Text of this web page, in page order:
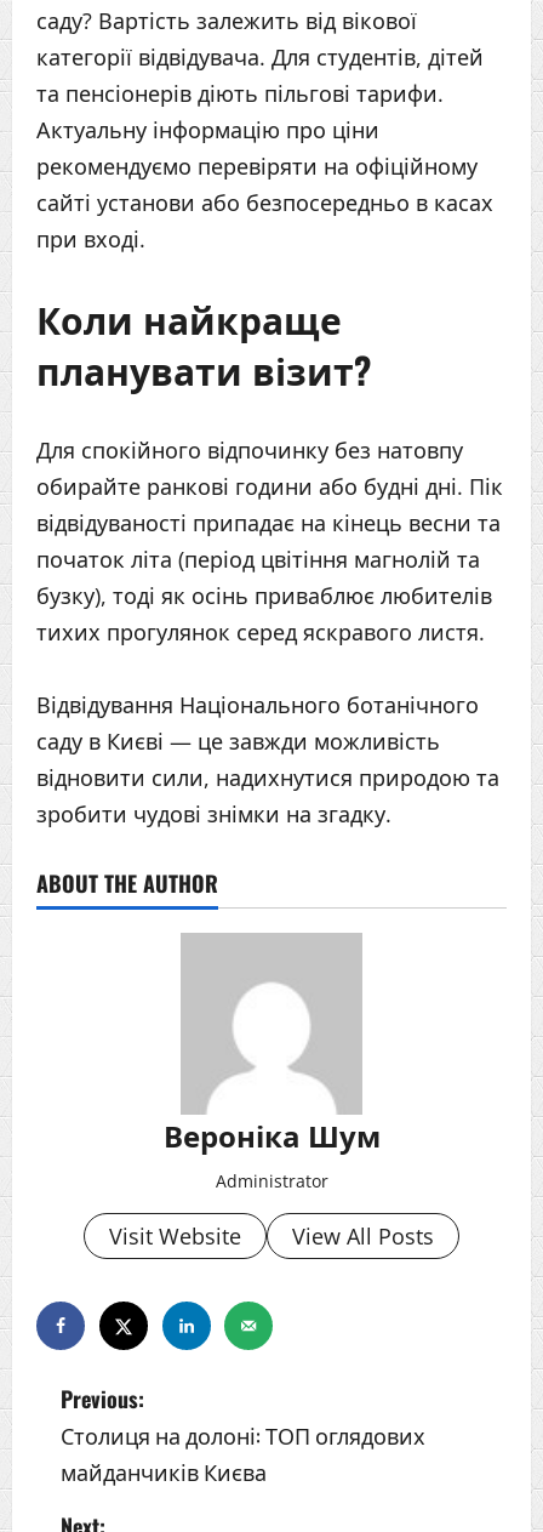
саду? Вартість залежить від вікової
категорії відвідувача. Для студентів, дітей
та пенсіонерів діють пільгові тарифи.
Актуальну інформацію про ціни
рекомендуємо перевіряти на офіційному
сайті установи або безпосередньо в касах
при вході.
Коли найкраще
планувати візит?
Для спокійного відпочинку без натовпу
обирайте ранкові години або будні дні. Пік
відвідуваності припадає на кінець весни та
початок літа (період цвітіння магнолій та
бузку), тоді як осінь приваблює любителів
тихих прогулянок серед яскравого листя.
Відвідування Національного ботанічного
саду в Києві — це завжди можливість
відновити сили, надихнутися природою та
зробити чудові знімки на згадку.
ABOUT THE AUTHOR
Вероніка Шум
Administrator
Visit Website View All Posts
P
Previous:
Столиця на долоні: ТОП оглядових
майданчиків Києва